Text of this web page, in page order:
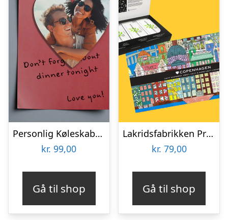
Personlig Køleskabsmagnet med Foto – Hjerte
kr. 99,00
Gå til shop
Lakridsfabrikken Premiumlakrids – Copenhagen
kr. 79,00
Gå til shop